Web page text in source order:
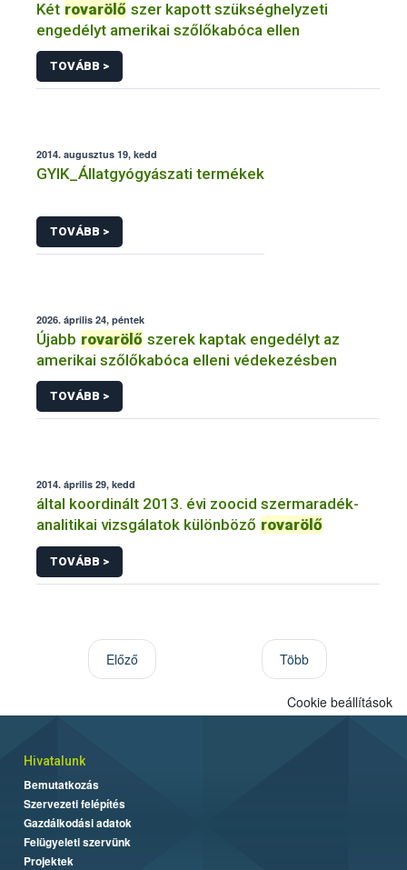
Két rovarölő szer kapott szükséghelyzeti
engedélyt amerikai szőlőkabóca ellen
TOVÁBB >
2014. augusztus 19, kedd
GYIK_Állatgyógyászati termékek
TOVÁBB >
2026. április 24, péntek
Újabb rovarölő szerek kaptak engedélyt az
amerikai szőlőkabóca elleni védekezésben
TOVÁBB >
2014. április 29, kedd
által koordinált 2013. évi zoocid szermaradék-
analitikai vizsgálatok különböző rovarölő
TOVÁBB >
Előző Több
Cookie beállítások
Hivatalunk
Bemutatkozás
Szervezeti felépítés
Gazdálkodási adatok
Felügyeleti szervünk
Projektek